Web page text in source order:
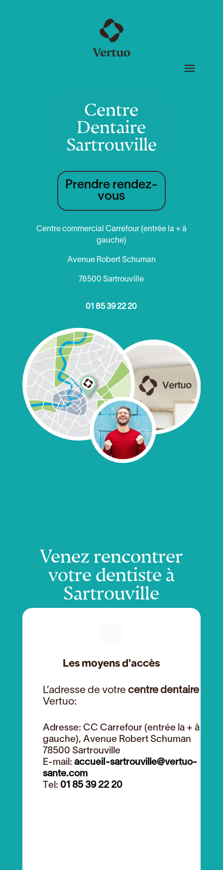
Centre
Dentaire
Sartrouville
Prendre rendez-
vous
Centre commercial Carrefour (entrée la + à
gauche)
Avenue Robert Schuman
78500 Sartrouville
01 85 39 22 20
Venez rencontrer
votre dentiste à
Sartrouville
Les moyens d'accès
L’adresse de votre centre dentaire
Vertuo:
Adresse: CC Carrefour (entrée la + à
gauche), Avenue Robert Schuman
78500 Sartrouville
E-mail: accueil-sartrouville@vertuo-
sante.com
Tel: 01 85 39 22 20